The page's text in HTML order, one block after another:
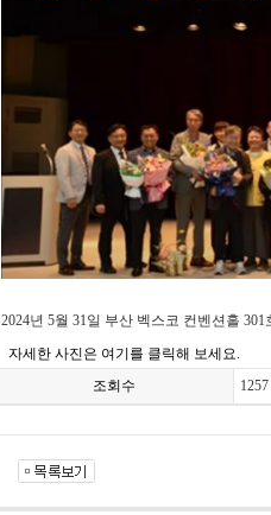
2024년 5월 31일 부산 벡스코 컨벤션홀
자세한 사진은 여기를 클릭해 보세요.
조회수
1257